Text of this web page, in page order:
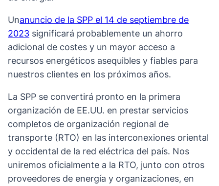
Unanuncio de la SPP el 14 de septiembre de
2023 significará probablemente un ahorro
adicional de costes y un mayor acceso a
recursos energéticos asequibles y fiables para
nuestros clientes en los próximos años.
La SPP se convertirá pronto en la primera
organización de EE.UU. en prestar servicios
completos de organización regional de
transporte (RTO) en las interconexiones oriental
y occidental de la red eléctrica del país. Nos
uniremos oficialmente a la RTO, junto con otros
proveedores de energía y organizaciones, en